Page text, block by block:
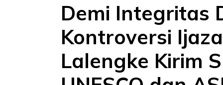
Demi Integritas
Kontroversi
Lalengke Kirim